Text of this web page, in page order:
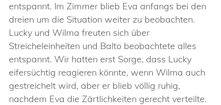
entspannt. Im Zimmer blieb Eva anfangs bei den
dreien um die Situation weiter zu beobachten.
Lucky und Wilma freuten sich über
Streicheleinheiten und Balto beobachtete alles
entspannt. Wir hatten erst Sorge, dass Lucky
eifersüchtig reagieren könnte, wenn Wilma auch
gestreichelt wird, aber er blieb völlig ruhig,
nachdem Eva die Zärtlichkeiten gerecht verteilte.